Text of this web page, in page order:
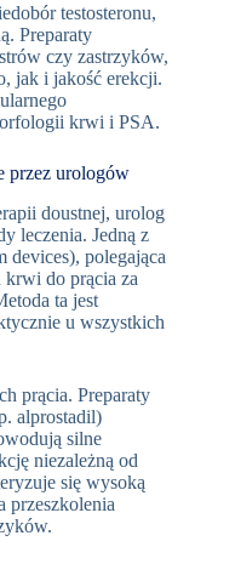
testosteronu,
Preparaty
czy zastrzyków,
jak i jakość erekcji.
krwi i PSA.
przez urologów
doustnej, urolog
leczenia. Jedną z
devices), polegająca
krwi do prącia za
ta jest
u wszystkich
prącia. Preparaty
alprostadil)
silne
niezależną od
się wysoką
przeszkolenia